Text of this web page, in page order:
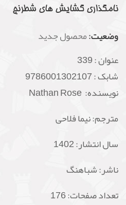
نامگذاری گشایش های شطرنج
وضعیت:محصول جدید
عنوان :339
شابک :9786001302107
نویسنده: Nathan Rose
مترجم: نیما فلاحی
سال انتشار: 1402
ناشر:شباهنگ
تعداد صفحات: 176